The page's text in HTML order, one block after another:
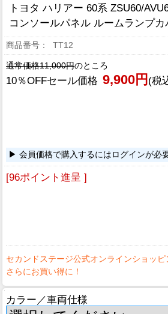
トヨタ ハリアー 60系 ZSU60/
コンソールパネル ルームランプ
TT12
通常価格11,000円のところ
10％OFFセール価格 9,900円 (税
会員価格で購入するにはログインが必
[96ポイント進呈 ]
カラー／車両仕様